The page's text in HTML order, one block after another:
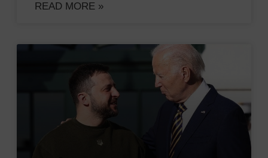
READ MORE »